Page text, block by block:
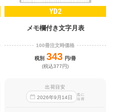
YD2
メモ欄付き文字月表
100冊注文時価格
税別 343 円/冊
(税込377円)
出荷目安
2026年9 月 14日
迄に
出荷